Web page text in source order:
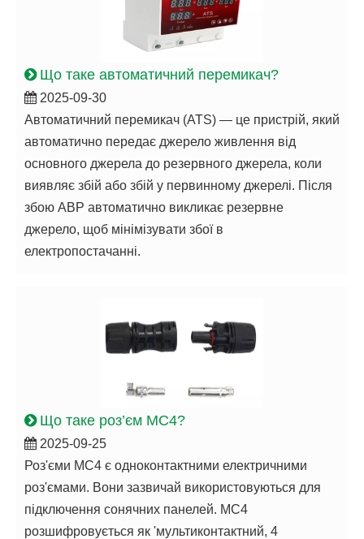
Що таке автоматичний перемикач?
2025-09-30
Автоматичний перемикач (ATS) — це пристрій, який
автоматично передає джерело живлення від
основного джерела до резервного джерела, коли
виявляє збій або збій у первинному джерелі. Після
збою АВР автоматично викликає резервне
джерело, щоб мінімізувати збої в
електропостачанні.
Що таке роз’єм MC4?
2025-09-25
Роз'єми MC4 є одноконтактними електричними
роз'ємами. Вони зазвичай використовуються для
підключення сонячних панелей. MC4
розшифровується як 'мультиконтактний, 4